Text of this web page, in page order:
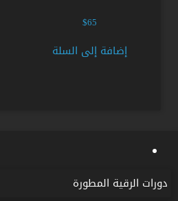
$65
إضافة إلى السلة
دورات الرقية المطورة